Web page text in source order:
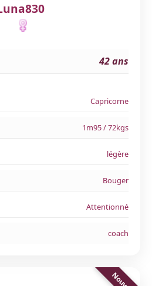
42 ans
Capricorne
1m95 / 72kgs
légère
Bouger
Attentionné
coach